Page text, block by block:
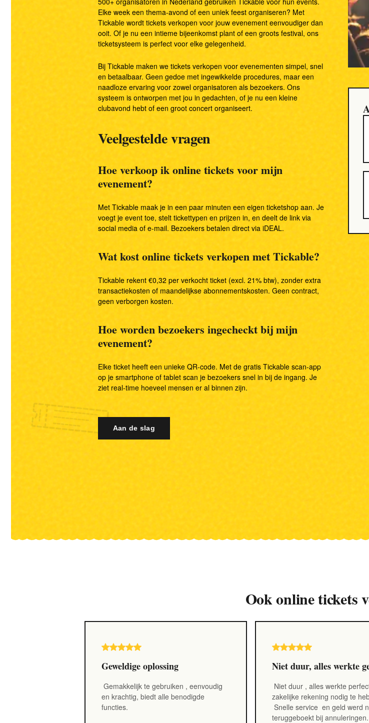
Rapportage & statistieken Apps & integraties
Alle functies bekijken
Elke week een thema-avond of een uniek feest organiseren? Met
Tickable wordt tickets verkopen voor jouw evenement eenvoudiger dan
ooit. Of je nu een intieme bijeenkomst plant of een groots festival, ons
ticketsysteem is perfect voor elke gelegenheid.
Bij Tickable maken we tickets verkopen voor evenementen simpel, snel
en betaalbaar. Geen gedoe met ingewikkelde procedures, maar een
naadloze ervaring voor zowel organisatoren als bezoekers. Ons
systeem is ontworpen met jou in gedachten, of je nu een kleine
clubavond hebt of een groot concert organiseert.
Veelgestelde vragen
Hoe verkoop ik online tickets voor mijn
evenement?
Met Tickable maak je in een paar minuten een eigen ticketshop aan. Je
voegt je event toe, stelt tickettypen en prijzen in, en deelt de link via
social media of e-mail. Bezoekers betalen direct via iDEAL.
Wat kost online tickets verkopen met Tickable?
Tickable rekent €0,32 per verkocht ticket (excl. 21% btw), zonder extra
transactiekosten of maandelijkse abonnementskosten. Geen contract,
geen verborgen kosten.
Hoe worden bezoekers ingecheckt bij mijn
evenement?
Elke ticket heeft een unieke QR-code. Met de gratis Tickable scan-app
op je smartphone of tablet scan je bezoekers snel in bij de ingang. Je
ziet real-time hoeveel mensen er al binnen zijn.
Aan de slag
Ook online tickets
Geweldige oplossing
Gemakkelijk te gebruiken , eenvoudig
en krachtig, biedt alle benodigde
functies.
Niet duur, alles werkte
Niet duur , alles werkte
zakelijke rekening nodig te
Snelle service en geld werd
teruggeboekt bij annuleringen.